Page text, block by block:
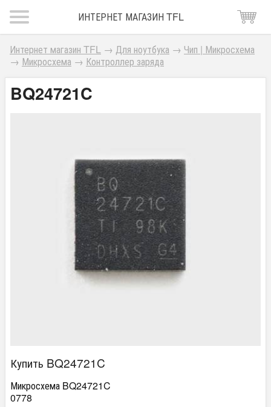
ИНТЕРНЕТ МАГАЗИН TFL
Интернет магазин TFL → Для ноутбука → Чип | Микросхема
→ Микросхема → Контроллер заряда
BQ24721C
Купить BQ24721C
Микросхема BQ24721C
0778